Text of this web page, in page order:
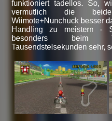
funktioniert tadellos. So,
vermutlich die
Wiimote+Nunchuck besser
Handling zu meistern -
besonders beim
Tausendstelsekunden sehr,